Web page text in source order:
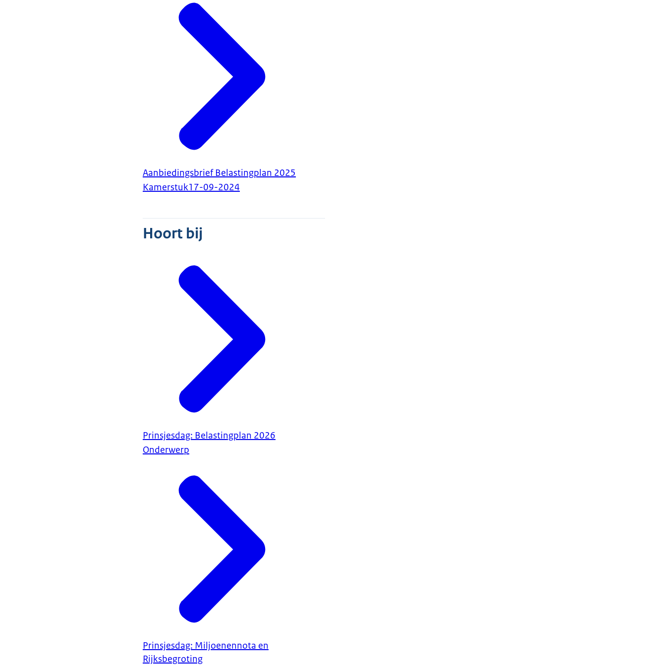
Aanbiedingsbrief Belastingplan 2025
Kamerstuk17-09-2024
Hoort bij
Prinsjesdag: Belastingplan 2026
Onderwerp
Prinsjesdag: Miljoenennota en
Rijksbegroting